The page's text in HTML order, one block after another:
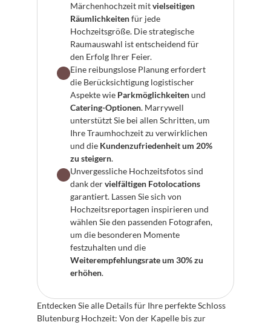
Märchenhochzeit mit vielseitigen
Räumlichkeiten für jede
Hochzeitsgröße. Die strategische
Raumauswahl ist entscheidend für
den Erfolg Ihrer Feier.
Eine reibungslose Planung erfordert
die Berücksichtigung logistischer
Aspekte wie Parkmöglichkeiten
Catering-Optionen. Marrywell
unterstützt Sie bei allen Schritten, um
Ihre Traumhochzeit zu verwirklichen
und die Kundenzufriedenheit um 20%
zu steigern.
Unvergessliche Hochzeitsfotos sind
dank der vielfältigen Fotolocations
garantiert. Lassen Sie sich von
Hochzeitsreportagen inspirieren und
wählen Sie den passenden Fotografen,
um die besonderen Momente
Weiterempfehlungsrate um 30% zu
erhöhen.
Entdecken Sie alle Details für Ihre perfekte Schloss
Blutenburg Hochzeit: Von der Kapelle bis zur